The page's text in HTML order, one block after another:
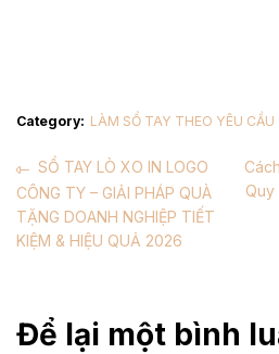
Category: LÀM SỔ TAY THEO YÊU CẦU
SỔ TAY LÒ XO IN LOGO
CÔNG TY – GIẢI PHÁP QUÀ
TẶNG DOANH NGHIỆP TIẾT
KIỆM & HIỆU QUẢ 2026
Quy
Để lại một bình